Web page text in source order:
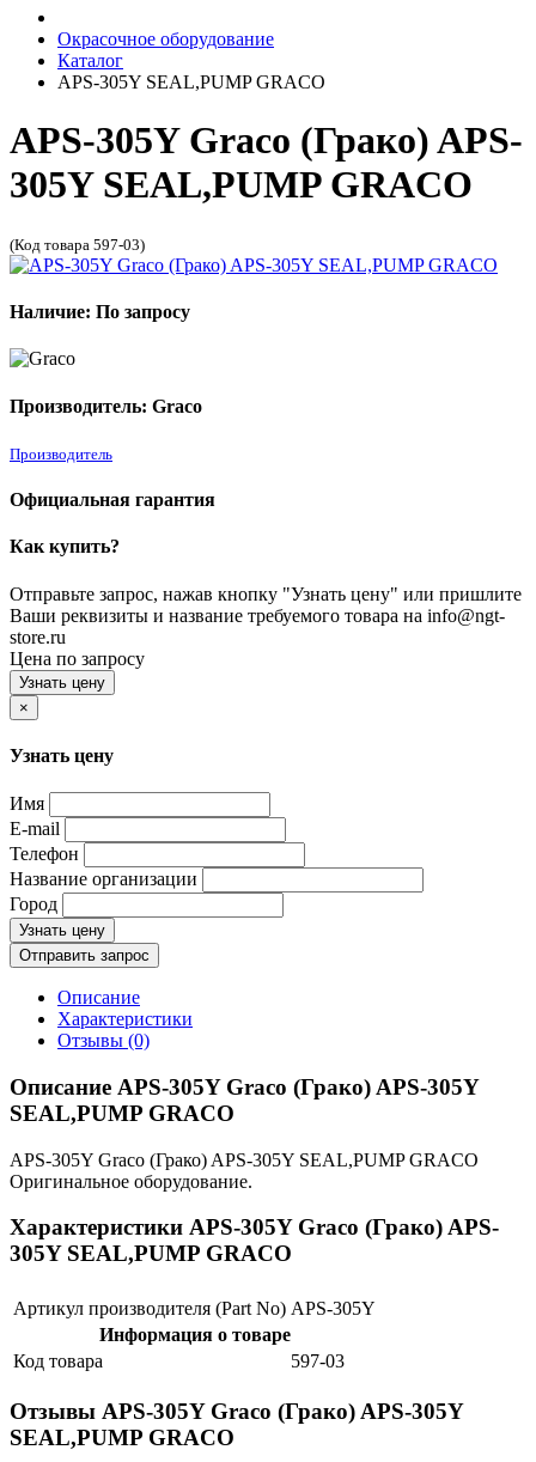
Окрасочное оборудование
Каталог
APS-305Y SEAL,PUMP GRACO
APS-305Y Graco (Грако) APS-
305Y SEAL,PUMP GRACO
(Код товара 597-03)
Наличие: По запросу
Производитель: Graco
Производитель
Официальная гарантия
Как купить?
Отправьте запрос, нажав кнопку "Узнать цену" или пришлите
Ваши реквизиты и название требуемого товара на info@ngt-
store.ru
Цена по запросу
Узнать цену
×
Узнать цену
Имя
E-mail
Телефон
Название организации
Город
Узнать цену
Отправить запрос
Описание
Характеристики
Отзывы (0)
Описание APS-305Y Graco (Грако) APS-305Y
SEAL,PUMP GRACO
APS-305Y Graco (Грако) APS-305Y SEAL,PUMP GRACO
Оригинальное оборудование.
Характеристики APS-305Y Graco (Грако) APS-
305Y SEAL,PUMP GRACO
Артикул производителя (Part No) APS-305Y
Информация о товаре
Код товара
597-03
Отзывы APS-305Y Graco (Грако) APS-305Y
SEAL,PUMP GRACO